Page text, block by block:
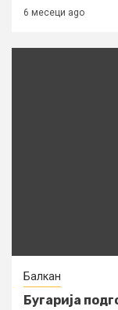
6 месеци ago
Балкан
Бугарија